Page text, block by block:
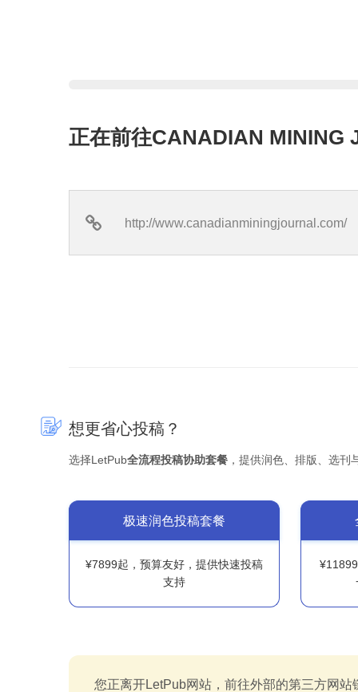
正在前往CANADIAN MINING
http://www.canadianminingjournal.com/
想更省心投稿？
选择LetPub全流程投稿协助套餐 ，提供润色、排版、选
极速润色投稿套餐
¥7899起，预算友好，提供快速投稿
支持
您正离开LetPub网站，前往外部的第三方网